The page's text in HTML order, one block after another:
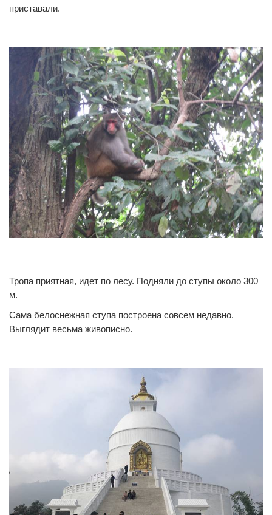
приставали.
Тропа приятная, идет по лесу. Подняли до ступы около 300
м.
Сама белоснежная ступа построена совсем недавно.
Выглядит весьма живописно.